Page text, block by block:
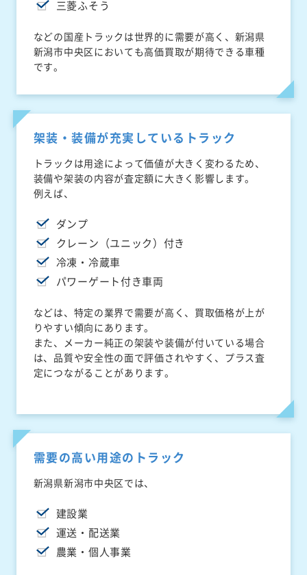
三菱ふそう
などの国産トラックは世界的に需要が高く、新潟県
新潟市中央区においても高価買取が期待できる車種
です。
架装・装備が充実しているトラック
トラックは用途によって価値が大きく変わるため、
装備や架装の内容が査定額に大きく影響します。
例えば、
ダンプ
クレーン（ユニック）付き
冷凍・冷蔵車
パワーゲート付き車両
などは、特定の業界で需要が高く、買取価格が上が
りやすい傾向にあります。
また、メーカー純正の架装や装備が付いている場合
は、品質や安全性の面で評価されやすく、プラス査
定につながることがあります。
需要の高い用途のトラック
新潟県新潟市中央区では、
建設業
運送・配送業
農業・個人事業